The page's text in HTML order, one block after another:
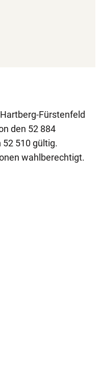
Fürstenfeld
den 52 884
510 gültig.
wahlberechtigt.